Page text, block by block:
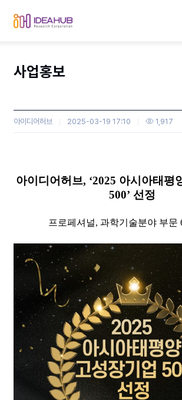
사업홍보
아이디어허브 2025-03-19 17:10
1,917
아이디어허브, ‘2025 아시아태평
500’ 선정
프로페셔널, 과학기술분야 부문